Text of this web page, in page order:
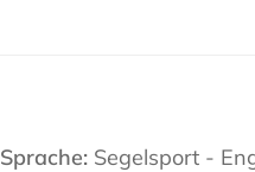
Sprache:Segelsport -